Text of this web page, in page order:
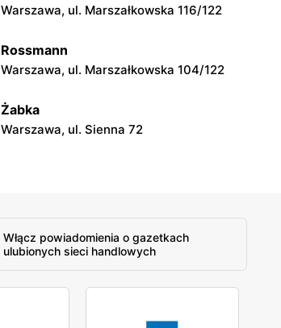
Drogerie Laboo
Łuków, ul. Strzelnicza 7
Warszawa, ul. Marszałkowska 116/122
Rossmann
Warszawa, ul. Marszałkowska 104/122
Żabka
Warszawa, ul. Sienna 72
Włącz powiadomienia o gazetkach
ulubionych sieci handlowych